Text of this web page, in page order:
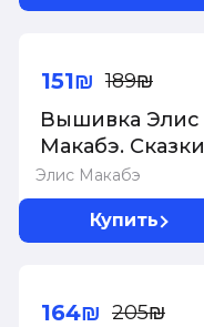
Элис Макабэ
Вышивка Элис
Макабэ. Сказки
японского леса.
Красивые
сюжеты с
151₪ 189₪
Купить
164₪ 205₪